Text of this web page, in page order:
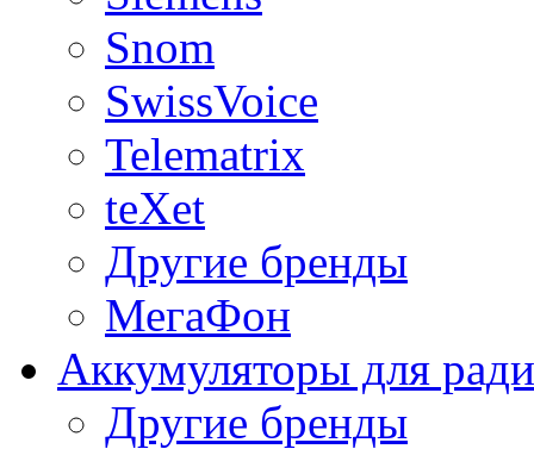
Snom
SwissVoice
Telematrix
teXet
Другие бренды
МегаФон
Аккумуляторы для
Другие бренды